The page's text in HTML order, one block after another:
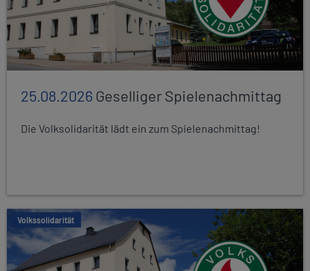
25.08.2026Geselliger Spielenachmittag
Die Volksolidarität lädt ein zum Spielenachmittag!
Volkssolidarität